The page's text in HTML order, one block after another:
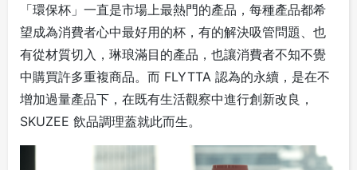
「環保杯」一直是市場上最熱門的產品，每種產品都希
望成為消費者心中最好用的杯，有的解決吸管問題、也
有從材質切入，琳琅滿目的產品，也讓消費者不知不覺
中購買許多重複商品。而 FLYTTA 認為的永續，是在不
增加過量產品下，在既有生活觀察中進行創新改良，
SKUZEE 飲品調理蓋就此而生。